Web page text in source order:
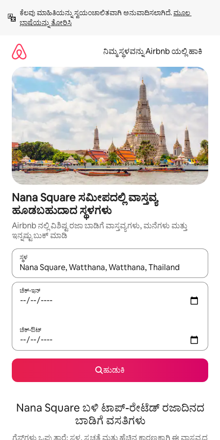
ಹೋಗಿ
ಕೆಲವು ಮಾಹಿತಿಯನ್ನು ಸ್ವಯಂಚಾಲಿತವಾಗಿ ಅನುವಾದಿಸಲಾಗಿದೆ. ಮೂಲ
ಭಾಷೆಯನ್ನು ತೋರಿಸಿ
ನಿಮ್ಮ ಸ್ಥಳವನ್ನು Airbnb ಯಲ್ಲಿ ಹಾಕಿ
Nana Square ಸಮೀಪದಲ್ಲಿ ವಾಸ್ತವ್ಯ
ಹೂಡಬಹುದಾದ ಸ್ಥಳಗಳು
Airbnb ನಲ್ಲಿ ವಿಶಿಷ್ಟ ರಜಾ ಬಾಡಿಗೆ ವಾಸ್ತವ್ಯಗಳು, ಮನೆಗಳು ಮತ್ತು
ಇನ್ನಷ್ಟು ಬುಕ್ ಮಾಡಿ
ಸ್ಥಳ
ಫಲಿತಾಂಶಗಳು ಲಭ್ಯವಿರುವಾಗ, ಅಪ್ ಮತ್ತು ಡೌನ್ ಬಾಣದ ಕೀಲಿಗಳೊಂದಿಗೆ
ಚೆಕ್-ಇನ್
ಚೆಕ್-ಔಟ್
ಹುಡುಕಿ
Nana Square ಬಳಿ ಟಾಪ್-ರೇಟೆಡ್ ರಜಾದಿನದ
ಬಾಡಿಗೆ ವಸತಿಗಳು
ಗೆಸ್ಟ್‌ಗಳು ಒಪ್ಪುತ್ತಾರೆ: ಸ್ಥಳ, ಸ್ವಚ್ಛತೆ ಮತ್ತು ಹೆಚ್ಚಿನ ಕಾರಣಕ್ಕಾಗಿ ಈ ವಾಸ್ತವ್ಯದ